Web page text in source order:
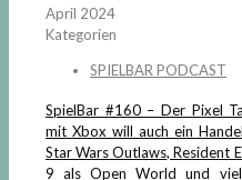
April 2024
Kategorien
SPIELBAR PODCAST
SpielBar #160 – Der Pixel
mit Xbox will auch ein
Star Wars Outlaws, Resident
9 als Open World und